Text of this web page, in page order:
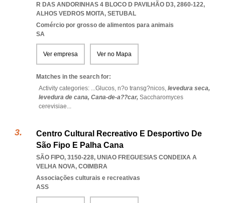
R DAS ANDORINHAS 4 BLOCO D PAVILHÃO D3, 2860-122,
ALHOS VEDROS MOITA, SETUBAL
Comércio por grosso de alimentos para animais
SA
Ver empresa Ver no Mapa
Matches in the search for:
Activity categories: ...Glucos, n?o transg?nicos, levedura seca,
levedura de cana, Cana-de-a??car, Saccharomyces
cerevisiae...
Centro Cultural Recreativo E Desportivo De
São Fipo E Palha Cana
SÃO FIPO, 3150-228, UNIAO FREGUESIAS CONDEIXA A
VELHA NOVA, COIMBRA
Associações culturais e recreativas
ASS